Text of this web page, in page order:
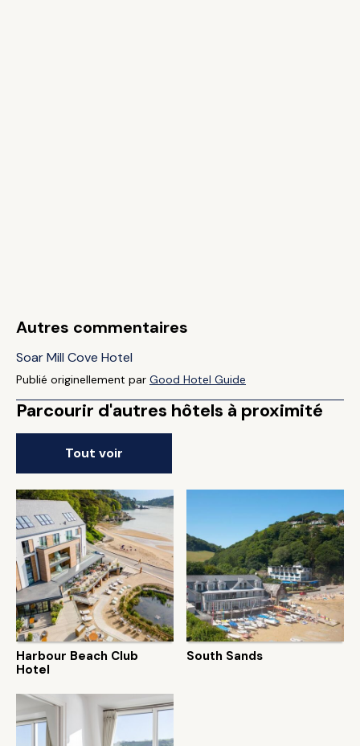
Autres commentaires
Soar Mill Cove Hotel
Publié originellement par Good Hotel Guide
Parcourir d'autres hôtels à proximité
Tout voir
Harbour Beach Club
Hotel
South Sands